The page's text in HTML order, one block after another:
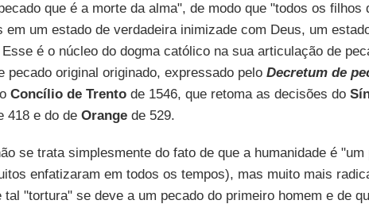
que é a morte da alma", de modo que "todos os filhos
em um estado de verdadeira inimizade com Deus, um
é o núcleo do dogma católico na sua articulação de
pecado original originado, expressado pelo Decretum de
Concílio de Trentode 1546, que retoma as decisões do
418 e do de Orangede 529.
se trata simplesmente do fato de que a humanidade é "um
enfatizaram em todos os tempos), mas muito mais
tal "tortura" se deve a um pecado do primeiro homem e de